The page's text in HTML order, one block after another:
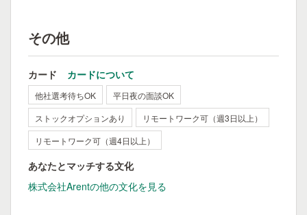
その他
カード カードについて
他社選考待ちOK
平日夜の面談OK
ストックオプションあり
リモートワーク可（週3日以上）
リモートワーク可（週4日以上）
あなたとマッチする文化
株式会社Arentの他の文化を見る